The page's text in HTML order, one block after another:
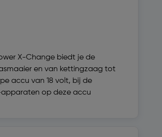
X-Change biedt je de
en van kettingzaag tot
accu van 18 volt, bij de
apparaten op deze accu